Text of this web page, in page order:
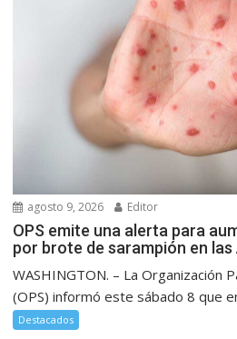
agosto 9, 2026 Editor
OPS emite una alerta para
por brote de sarampión en
WASHINGTON. – La Organización
(OPS) informó este sábado 8 que
Destacados